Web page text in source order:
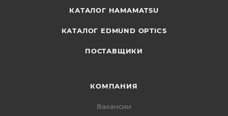
КАТАЛОГ HAMAMATSU
КАТАЛОГ EDMUND OPTICS
ПОСТАВЩИКИ
КОМПАНИЯ
Вакансии